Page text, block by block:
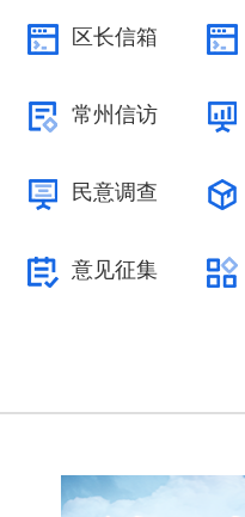
区长信箱
常州信访
民意调查
意见征集